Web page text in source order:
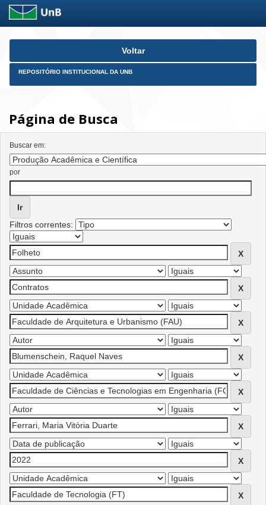
Skip
Voltar
REPOSITÓRIO INSTITUCIONAL DA UNB
Página de Busca
Buscar em:
por
Filtros correntes: